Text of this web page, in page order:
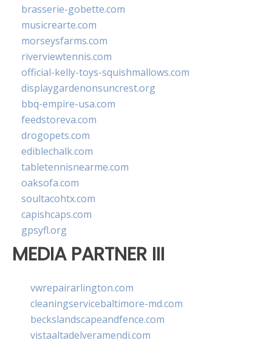
brasserie-gobette.com
musicrearte.com
morseysfarms.com
riverviewtennis.com
official-kelly-toys-squishmallows.com
displaygardenonsuncrest.org
bbq-empire-usa.com
feedstoreva.com
drogopets.com
ediblechalk.com
tabletennisnearme.com
oaksofa.com
soultacohtx.com
capishcaps.com
gpsyfl.org
MEDIA PARTNER III
vwrepairarlington.com
cleaningservicebaltimore-md.com
beckslandscapeandfence.com
vistaaltadelveramendi.com